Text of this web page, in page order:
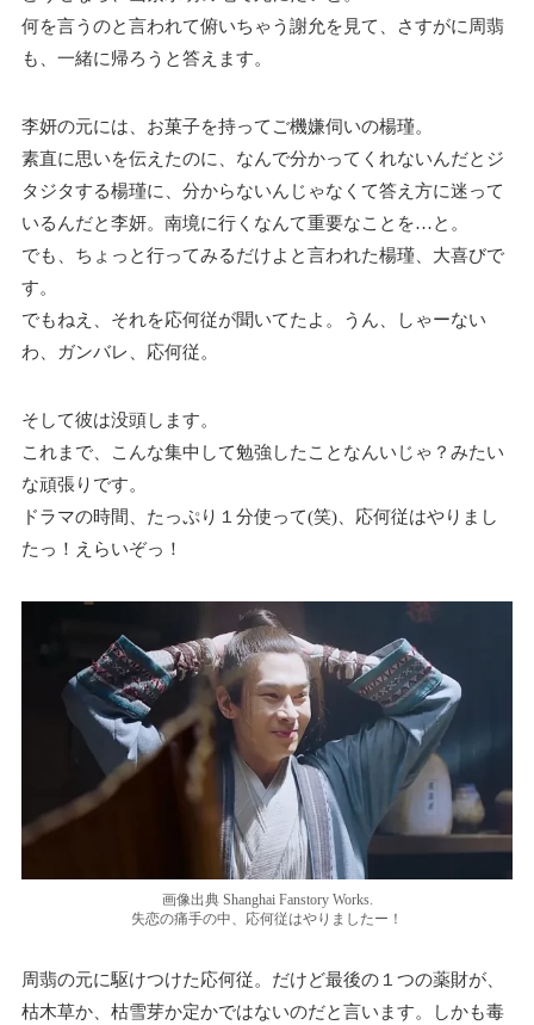
何を言うのと言われて俯いちゃう謝允を見て、さすがに周翡
も、一緒に帰ろうと答えます。
李妍の元には、お菓子を持ってご機嫌伺いの楊瑾。
素直に思いを伝えたのに、なんで分かってくれないんだとジ
タジタする楊瑾に、分からないんじゃなくて答え方に迷って
いるんだと李妍。南境に行くなんて重要なことを…と。
でも、ちょっと行ってみるだけよと言われた楊瑾、大喜びで
す。
でもねえ、それを応何従が聞いてたよ。うん、しゃーない
わ、ガンバレ、応何従。
そして彼は没頭します。
これまで、こんな集中して勉強したことなんいじゃ？みたい
な頑張りです。
ドラマの時間、たっぷり１分使って(笑)、応何従はやりまし
たっ！えらいぞっ！
画像出典 Shanghai Fanstory Works.
失恋の痛手の中、応何従はやりましたー！
周翡の元に駆けつけた応何従。だけど最後の１つの薬財が、
枯木草か、枯雪芽か定かではないのだと言います。しかも毒